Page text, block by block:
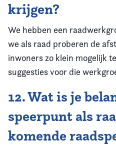
krijgen?
We hebben een
we als raad proberen de
inwoners zo klein mogelijk
suggesties voor die
12. Wat is je
speerpunt als
komende